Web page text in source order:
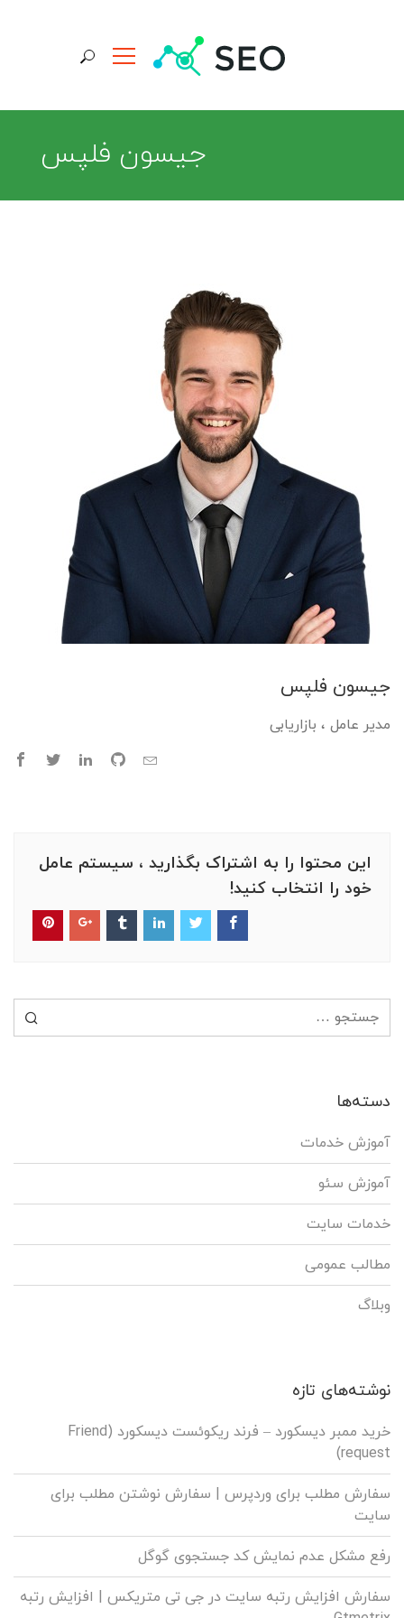
جستجو برای:
جیسون فلپس
جیسون فلپس
مدیر عامل ، بازاریابی
این محتوا را به اشتراک بگذارید ، سیستم عامل
خود را انتخاب کنید!
دسته‌ها
آموزش خدمات
آموزش سئو
خدمات سایت
مطالب عمومی
وبلاگ
نوشته‌های تازه
خرید ممبر دیسکورد – فرند ریکوئست دیسکورد (Friend
request)
سفارش مطلب برای وردپرس |‌ سفارش نوشتن مطلب برای
سایت
رفع مشکل عدم نمایش کد جستجوی گوگل
سفارش افزایش رتبه سایت در جی تی متریکس | افزایش رتبه